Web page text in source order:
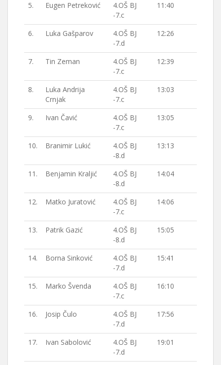
5. Eugen Petreković
4.OŠ BJ
-7.c
11:40
6. Luka Gašparov
4.OŠ BJ
-7.d
12:26
7. Tin Zeman
4.OŠ BJ
-7.c
12:39
8.
Luka Andrija
Crnjak
4.OŠ BJ
-7.c
13:03
9. Ivan Čavić
4.OŠ BJ
-7.c
13:05
10. Branimir Lukić
4.OŠ BJ
-8.d
13:13
11. Benjamin Kraljić
4.OŠ BJ
-8.d
14:04
12. Matko Juratović
4.OŠ BJ
-7.c
14:06
13. Patrik Gazić
4.OŠ BJ
-8.d
15:05
14. Borna Sinković
4.OŠ BJ
-7.d
15:41
15. Marko Švenda
4.OŠ BJ
-7.c
16:10
16. Josip Čulo
4.OŠ BJ
-7.d
17:56
17. Ivan Sabolović
4.OŠ BJ
-7.d
19:01